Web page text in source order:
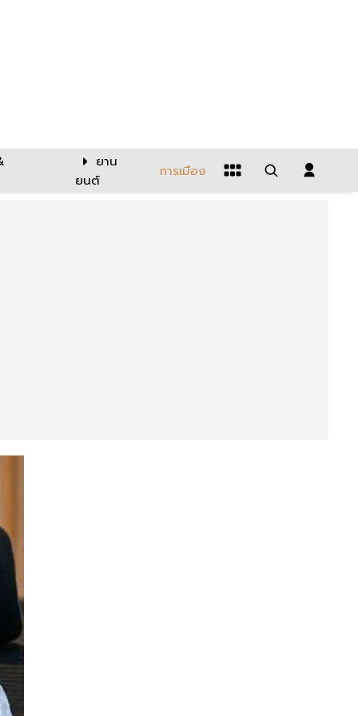
ยาน
ยนต์
การเมือง